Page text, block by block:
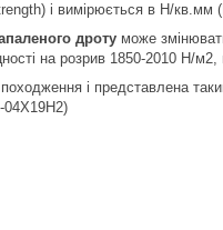
і вимірюється в Н/кв.мм
дроту може
на розрив 1850-2010 Н/м2,
і представлена
04Х19Н2)